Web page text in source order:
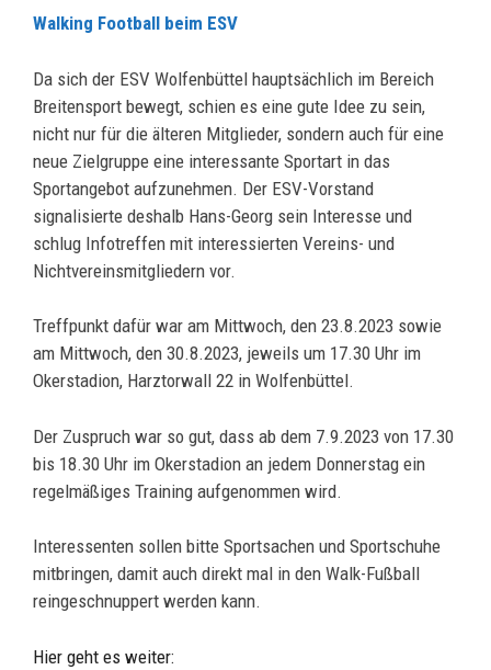
Walking Football beim ESV
Da sich der ESV Wolfenbüttel hauptsächlich im Bereich
Breitensport bewegt, schien es eine gute Idee zu sein,
nicht nur für die älteren Mitglieder, sondern auch für eine
neue Zielgruppe eine interessante Sportart in das
Sportangebot aufzunehmen. Der ESV-Vorstand
signalisierte deshalb Hans-Georg sein Interesse und
schlug Infotreffen mit interessierten Vereins- und
Nichtvereinsmitgliedern vor.
Treffpunkt dafür war am Mittwoch, den 23.8.2023 sowie
am Mittwoch, den 30.8.2023, jeweils um 17.30 Uhr im
Okerstadion, Harztorwall 22 in Wolfenbüttel.
Der Zuspruch war so gut, dass ab dem 7.9.2023 von 17.30
bis 18.30 Uhr im Okerstadion an jedem Donnerstag ein
regelmäßiges Training aufgenommen wird.
Interessenten sollen bitte Sportsachen und Sportschuhe
mitbringen, damit auch direkt mal in den Walk-Fußball
reingeschnuppert werden kann.
Hier geht es weiter: